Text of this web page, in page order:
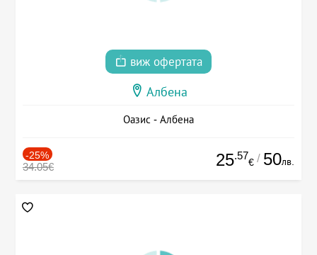
виж офертата
Албена
Оазис - Албена
-25%
34.05€ 25.57
€ / 50лв.